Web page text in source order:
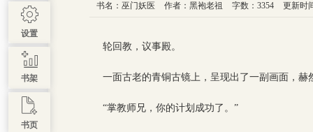
设置
书架
书页
书名： 巫门妖医 作者： 黑袍老祖 字数：3354 更新时
轮回教，议事殿。
一面古老的青铜古镜上，呈现出了一副画面，
“掌教师兄，你的计划成功了。”